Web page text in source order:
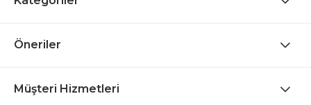
Öneriler
Müşteri Hizmetleri